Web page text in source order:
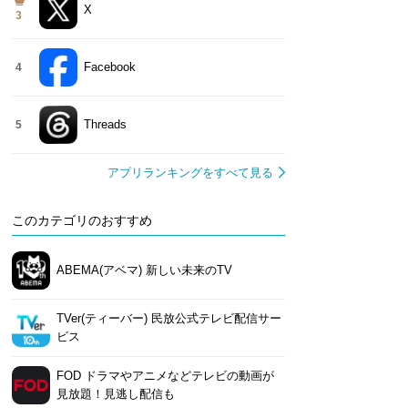
3 X
4 Facebook
5 Threads
アプリランキングをすべて見る
このカテゴリのおすすめ
ABEMA(アベマ) 新しい未来のTV
TVer(ティーバー) 民放公式テレビ配信サー
ビス
FOD ドラマやアニメなどテレビの動画が
見放題！見逃し配信も